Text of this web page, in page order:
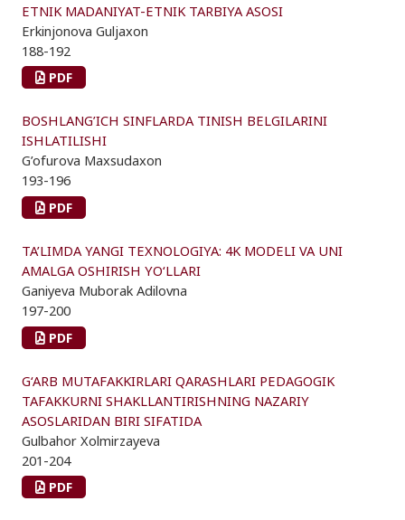
ETNIK MADANIYAT-ETNIK TARBIYA ASOSI
Erkinjonova Guljaxon
188-192
PDF
BOSHLANG’ICH SINFLARDA TINISH BELGILARINI
ISHLATILISHI
G’ofurova Maxsudaxon
193-196
PDF
TA’LIMDA YANGI TEXNOLOGIYA: 4K MODELI VA UNI
AMALGA OSHIRISH YO‘LLARI
Ganiyeva Muborak Adilovna
197-200
PDF
G‘ARB MUTAFAKKIRLARI QARASHLARI PEDAGOGIK
TAFAKKURNI SHAKLLANTIRISHNING NAZARIY
ASOSLARIDAN BIRI SIFATIDA
Gulbahor Xolmirzayeva
201-204
PDF